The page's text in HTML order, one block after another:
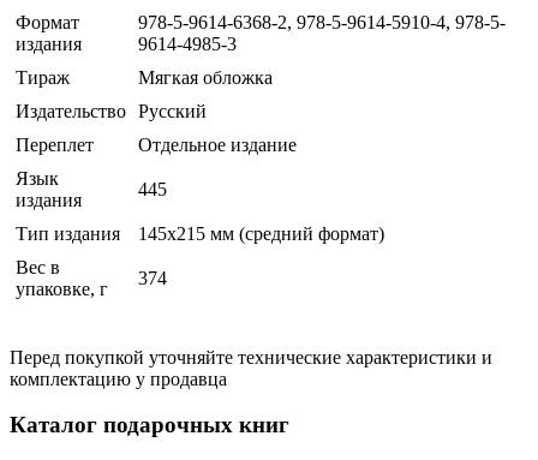
Формат
издания
978-5-9614-6368-2, 978-5-9614-5910-4, 978-5-
9614-4985-3
Тираж
Мягкая обложка
Издательство Русский
Переплет
Отдельное издание
Язык
издания
445
Тип издания
145х215 мм (средний формат)
Вес в
упаковке, г
374
Перед покупкой уточняйте технические характеристики и
комплектацию у продавца
Каталог подарочных книг